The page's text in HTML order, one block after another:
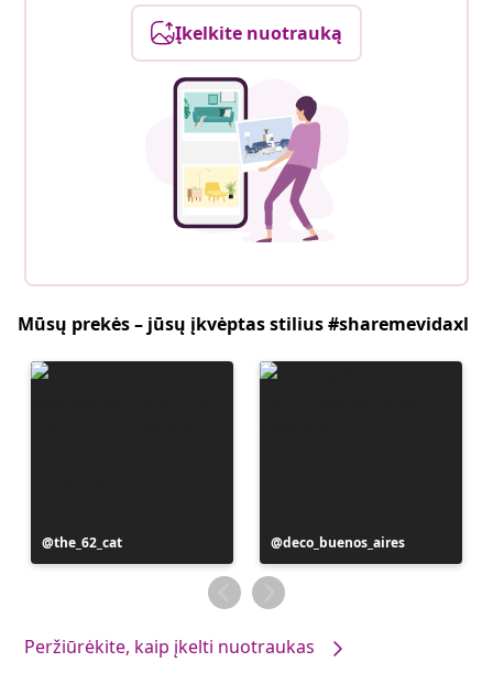
Įkelkite nuotrauką
Mūsų prekės – jūsų įkvėptas stilius #sharemevidaxl
Įrašą
paskelbė
the_62_cat
Įrašą
paskelbė
deco_buenos_aires
Peržiūrėkite, kaip įkelti nuotraukas